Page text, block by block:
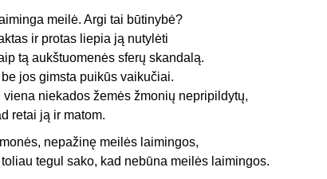
meilė. Argi tai būtinybė?
ir protas liepia ją nutylėti
tą aukštuomenės sferų skandalą.
be jos gimsta puikūs vaikučiai.
viena niekados žemės žmonių nepripildytų,
retai ją ir matom.
nepažinę meilės laimingos,
toliau tegul sako, kad nebūna meilės laimingos.